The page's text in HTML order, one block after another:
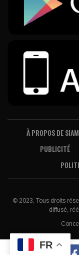
À PROPOS DE
PUBLICITÉ
© 2023, Tous droits
diffusé,
FR